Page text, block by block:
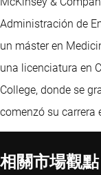
Administración de
un máster en
una licenciatura en
College, donde se
comenzó su carrera
相關市場觀點